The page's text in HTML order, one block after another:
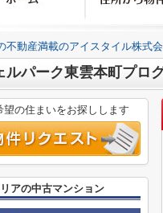
不動産満載のアイスタイル株式
ルパーク東雲本町プロ
の住まいをお探しします
アの中古マンション